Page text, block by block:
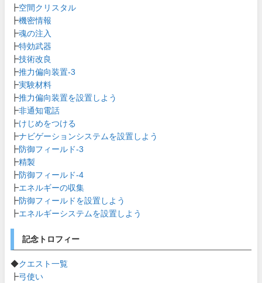
┣空間クリスタル
┣機密情報
┣魂の注入
┣特効武器
┣技術改良
┣推力偏向装置-3
┣実験材料
┣推力偏向装置を設置しよう
┣非通知電話
┣けじめをつける
┣ナビゲーションシステムを設置しよう
┣防御フィールド-3
┣精製
┣防御フィールド-4
┣エネルギーの収集
┣防御フィールドを設置しよう
┣エネルギーシステムを設置しよう
記念トロフィー
◆クエスト一覧
┣弓使い